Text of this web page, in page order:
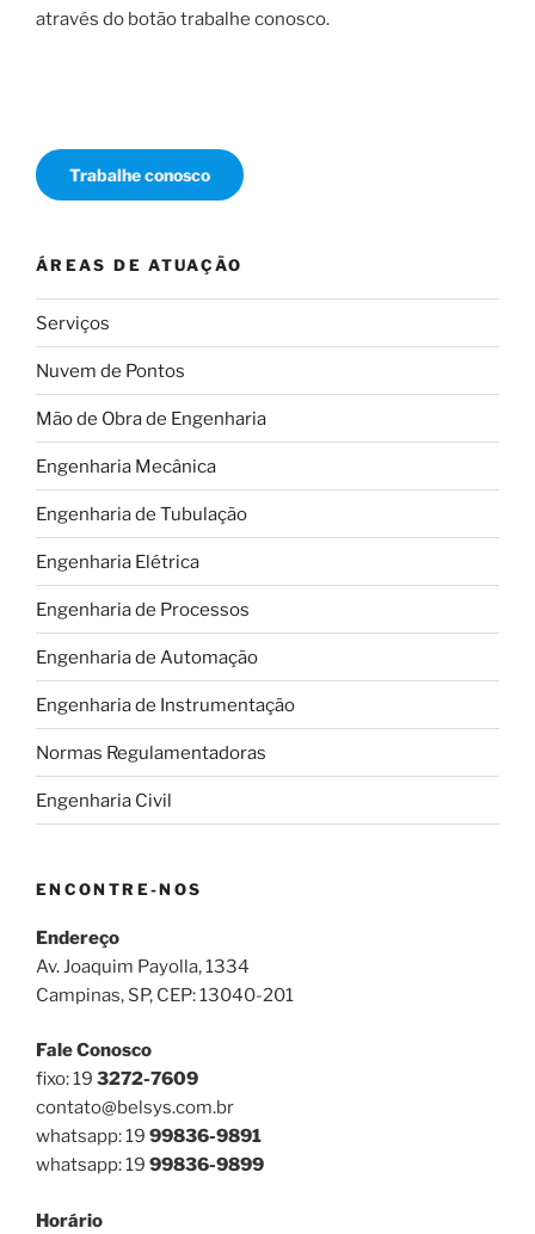
através do botão trabalhe conosco.
Trabalhe conosco
ÁREAS DE ATUAÇÃO
Serviços
Nuvem de Pontos
Mão de Obra de Engenharia
Engenharia Mecânica
Engenharia de Tubulação
Engenharia Elétrica
Engenharia de Processos
Engenharia de Automação
Engenharia de Instrumentação
Normas Regulamentadoras
Engenharia Civil
ENCONTRE-NOS
Endereço
Av. Joaquim Payolla, 1334
Campinas, SP, CEP: 13040-201
Fale Conosco
fixo: 19 3272-7609
contato@belsys.com.br
whatsapp: 19 99836-9891
whatsapp: 19 99836-9899
Horário